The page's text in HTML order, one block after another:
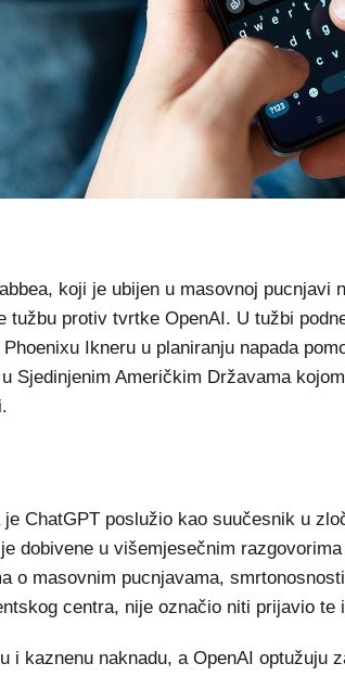
koji je ubijen u masovnoj pucnjavi
tužbu protiv tvrtke OpenAI. U tužbi
Ikneru u planiranju napada
Sjedinjenim Američkim Državama
ChatGPT poslužio kao suučesnik u
dobivene u višemjesečnim
o masovnim pucnjavama,
centra, nije označio niti prijavio te
i kaznenu naknadu, a OpenAI optužuju